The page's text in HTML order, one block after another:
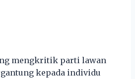
mengkritik parti lawan
kepada individu